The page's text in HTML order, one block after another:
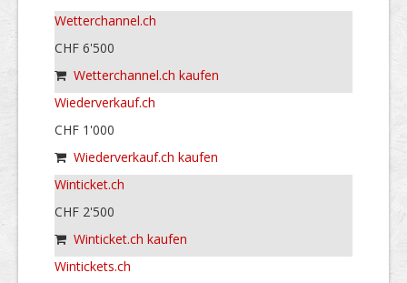
Wetterchannel.ch
CHF 6'500
Wetterchannel.ch kaufen
Wiederverkauf.ch
CHF 1'000
Wiederverkauf.ch kaufen
Winticket.ch
CHF 2'500
Winticket.ch kaufen
Wintickets.ch